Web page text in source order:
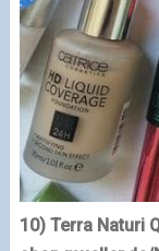
10) Terra Naturi